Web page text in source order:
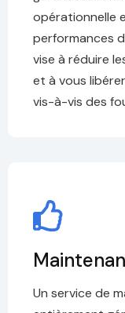
opérationnelle
performances
vise à réduire
et à vous
vis-à-vis des
Un service de